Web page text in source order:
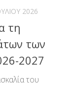
2026
τη
των
2027
του